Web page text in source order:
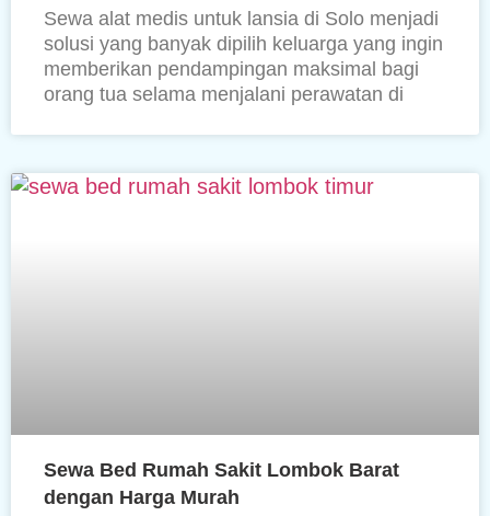
Sewa alat medis untuk lansia di Solo menjadi
solusi yang banyak dipilih keluarga yang ingin
memberikan pendampingan maksimal bagi
orang tua selama menjalani perawatan di
Sewa Bed Rumah Sakit Lombok Barat
dengan Harga Murah